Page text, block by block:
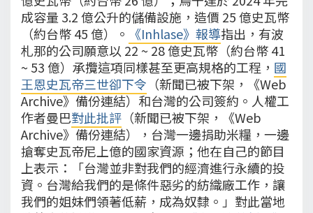
成容量 3.2 億公升的儲備設施，造價 25 億史瓦幣
（約台幣 45 億）。 《Inhlase》報導指出，有波
札那的公司願意以 22 ~ 28 億史瓦幣（約台幣 41
~ 53 億）承攬這項同樣甚至更高規格的工程， 國
王恩史瓦帝三世卻下令 （新聞已被下架，《Web
Archive》備份連結）和台灣的公司簽約。人權工
作者曼巴對此批評 （新聞已被下架，《Web
Archive》備份連結），台灣一邊捐助米糧，一邊
搶奪史瓦帝尼上億的國家資源；他在自己的節目
上表示：「台灣並非對我們的經濟進行永續的投
資。台灣給我們的是條件惡劣的紡織廠工作，讓
我們的姐妹們領著低薪，成為奴隸。」對此當地